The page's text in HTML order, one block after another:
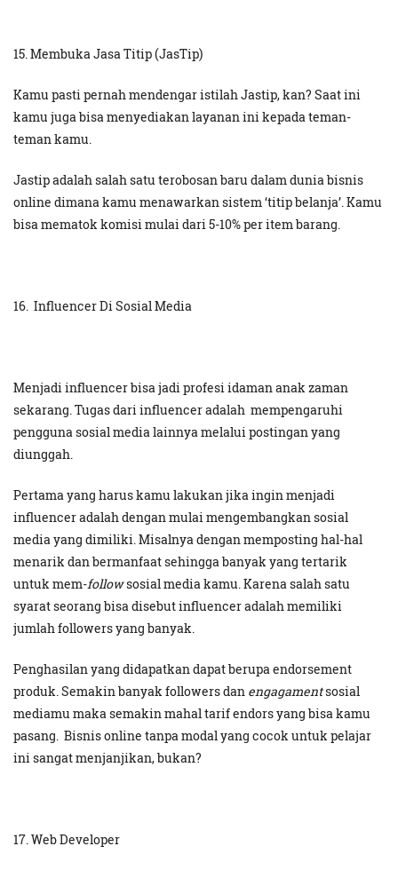
15. Membuka Jasa Titip (JasTip)
Kamu pasti pernah mendengar istilah Jastip, kan? Saat ini
kamu juga bisa menyediakan layanan ini kepada teman-
teman kamu.
Jastip adalah salah satu terobosan baru dalam dunia bisnis
online dimana kamu menawarkan sistem ‘titip belanja’. Kamu
bisa mematok komisi mulai dari 5-10% per item barang.
16. Influencer Di Sosial Media
Menjadi influencer bisa jadi profesi idaman anak zaman
sekarang. Tugas dari influencer adalah mempengaruhi
pengguna sosial media lainnya melalui postingan yang
diunggah.
Pertama yang harus kamu lakukan jika ingin menjadi
influencer adalah dengan mulai mengembangkan sosial
media yang dimiliki. Misalnya dengan memposting hal-hal
menarik dan bermanfaat sehingga banyak yang tertarik
untuk mem-followsosial media kamu. Karena salah satu
syarat seorang bisa disebut influencer adalah memiliki
jumlah followers yang banyak.
Penghasilan yang didapatkan dapat berupa endorsement
produk. Semakin banyak followers dan engagamentsosial
mediamu maka semakin mahal tarif endors yang bisa kamu
pasang. Bisnis online tanpa modal yang cocok untuk pelajar
ini sangat menjanjikan, bukan?
17. Web Developer